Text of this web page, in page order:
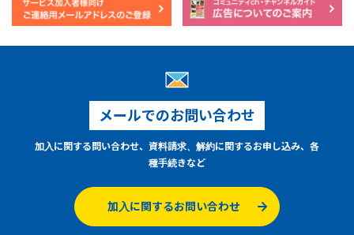
メールでのお問い合わせ
加入に関する問い合わせ、資料請求、解約に関するお申し込み、各
種手続きなど
加入に関するお問い合わせ